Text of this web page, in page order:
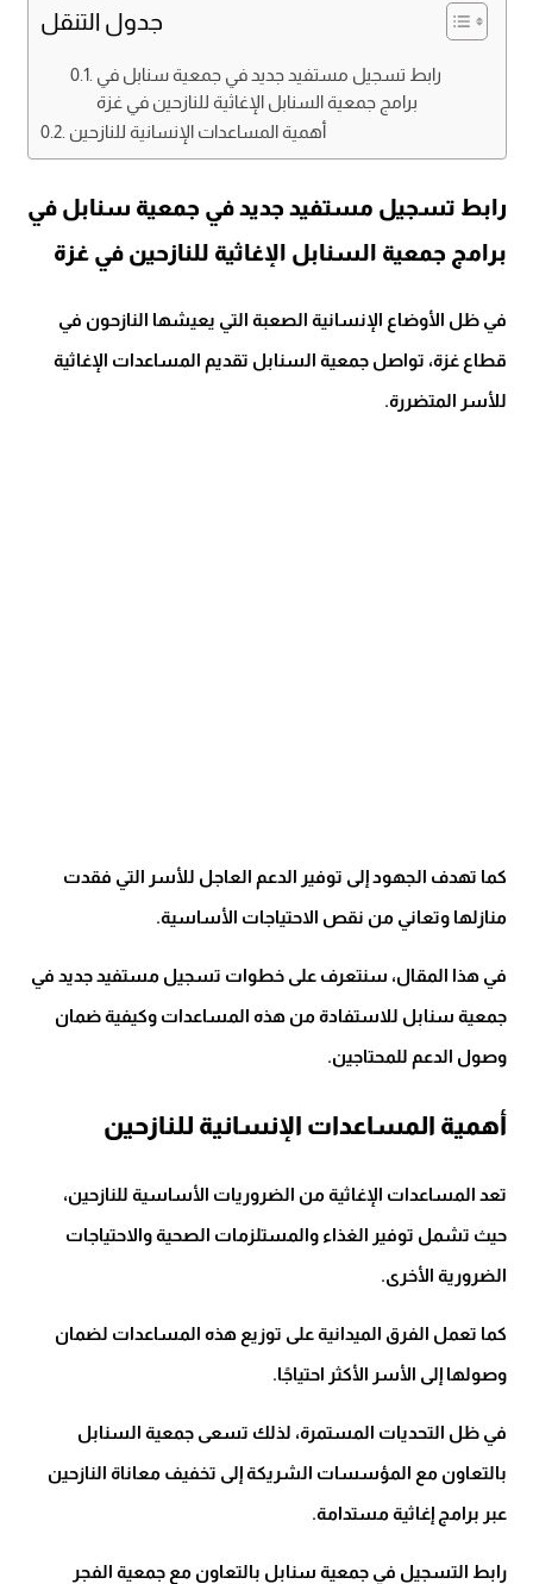
جدول التنقل
رابط تسجيل مستفيد جديد في جمعية سنابل في
برامج جمعية السنابل الإغاثية للنازحين في غزة
أهمية المساعدات الإنسانية للنازحين
رابط تسجيل مستفيد جديد في جمعية سنابل في
برامج جمعية السنابل الإغاثية للنازحين في غزة
في ظل الأوضاع الإنسانية الصعبة التي يعيشها النازحون في
قطاع غزة، تواصل جمعية السنابل تقديم المساعدات الإغاثية
للأسر المتضررة.
كما تهدف الجهود إلى توفير الدعم العاجل للأسر التي فقدت
منازلها وتعاني من نقص الاحتياجات الأساسية.
في هذا المقال، سنتعرف على خطوات تسجيل مستفيد جديد في
جمعية سنابل للاستفادة من هذه المساعدات وكيفية ضمان
وصول الدعم للمحتاجين.
أهمية المساعدات الإنسانية للنازحين
تعد المساعدات الإغاثية من الضروريات الأساسية للنازحين،
حيث تشمل توفير الغذاء والمستلزمات الصحية والاحتياجات
الضرورية الأخرى.
كما تعمل الفرق الميدانية على توزيع هذه المساعدات لضمان
وصولها إلى الأسر الأكثر احتياجًا.
في ظل التحديات المستمرة، لذلك تسعى جمعية السنابل
بالتعاون مع المؤسسات الشريكة إلى تخفيف معاناة النازحين
عبر برامج إغاثية مستدامة.
رابط التسجيل في جمعية سنابل بالتعاون مع جمعية الفجر